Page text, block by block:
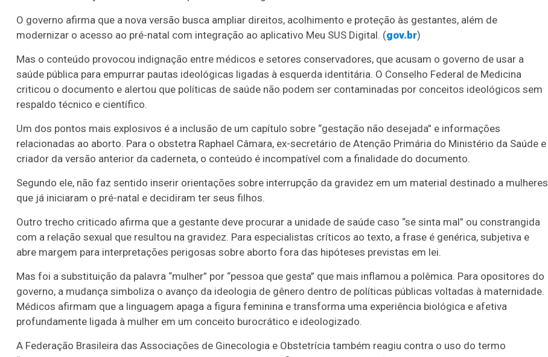
O governo afirma que a nova versão busca ampliar direitos, acolhimento e proteção às gestantes, além de
modernizar o acesso ao pré-natal com integração ao aplicativo Meu SUS Digital. (gov.br)
Mas o conteúdo provocou indignação entre médicos e setores conservadores, que acusam o governo de usar a
saúde pública para empurrar pautas ideológicas ligadas à esquerda identitária. O Conselho Federal de Medicina
criticou o documento e alertou que políticas de saúde não podem ser contaminadas por conceitos ideológicos sem
respaldo técnico e científico.
Um dos pontos mais explosivos é a inclusão de um capítulo sobre “gestação não desejada” e informações
relacionadas ao aborto. Para o obstetra Raphael Câmara, ex-secretário de Atenção Primária do Ministério da Saúde e
criador da versão anterior da caderneta, o conteúdo é incompatível com a finalidade do documento.
Segundo ele, não faz sentido inserir orientações sobre interrupção da gravidez em um material destinado a mulheres
que já iniciaram o pré-natal e decidiram ter seus filhos.
Outro trecho criticado afirma que a gestante deve procurar a unidade de saúde caso “se sinta mal” ou constrangida
com a relação sexual que resultou na gravidez. Para especialistas críticos ao texto, a frase é genérica, subjetiva e
abre margem para interpretações perigosas sobre aborto fora das hipóteses previstas em lei.
Mas foi a substituição da palavra “mulher” por “pessoa que gesta” que mais inflamou a polêmica. Para opositores do
governo, a mudança simboliza o avanço da ideologia de gênero dentro de políticas públicas voltadas à maternidade.
Médicos afirmam que a linguagem apaga a figura feminina e transforma uma experiência biológica e afetiva
profundamente ligada à mulher em um conceito burocrático e ideologizado.
A Federação Brasileira das Associações de Ginecologia e Obstetrícia também reagiu contra o uso do termo